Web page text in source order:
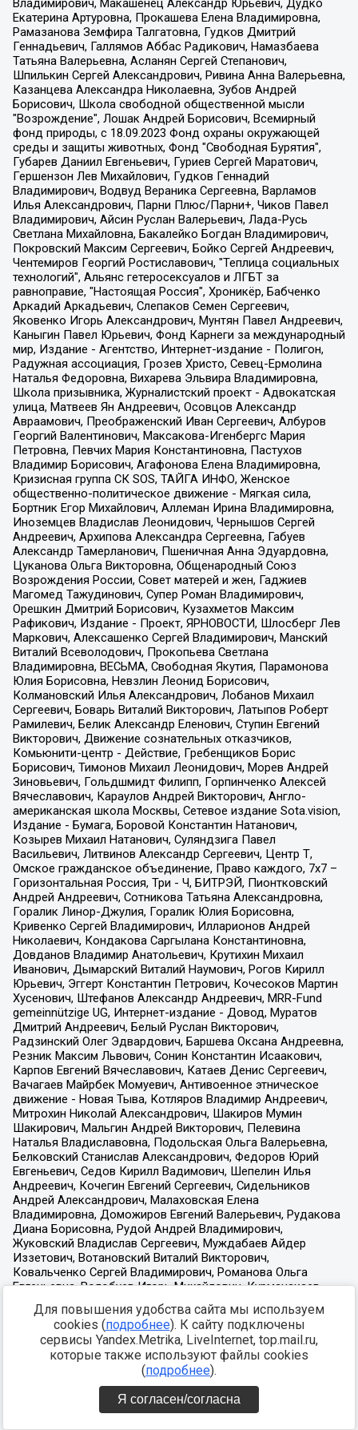
Для повышения удобства сайта мы используем
cookies (подробнее). К сайту подключены
сервисы Yandex.Metrika, LiveInternet, top.mail.ru,
которые также используют файлы cookies
(подробнее).
Я согласен/согласна